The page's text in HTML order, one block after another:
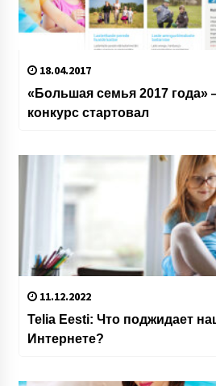
18.04.2017
«Большая семья 2017 года»
конкурс стартовал
11.12.2022
Telia Eesti: Что поджидает
Интернете?